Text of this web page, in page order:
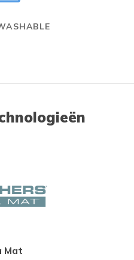
Mat